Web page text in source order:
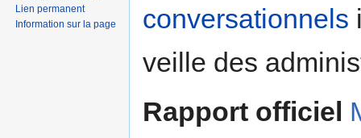
conversationnels
veille des
Rapport officiel
Lien permanent
Information sur la page